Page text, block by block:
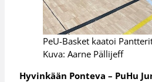
PeU-Basket kaatoi
Kuva: Aarne Pällijeff
Hyvinkään Ponteva – PuHu